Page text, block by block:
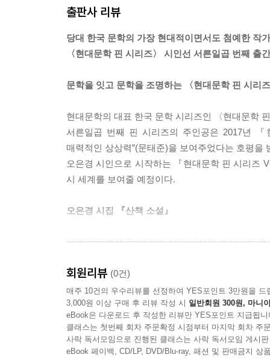
출판사 리뷰
당대 한국 문학의 가장 현대적이면서도 첨예한 작
〈현대문학 핀 시리즈〉 시인선 서른일곱 번째 출
문학을 잇고 문학을 조명하는 〈현대문학 핀 시리
현대문학의 대표 한국 문학 시리즈인 〈현대문학
서른일곱 번째 핀 시리즈의 주인공은 2017년
매력적인 상상력”(문태준)을 보여주었다는 호평을
오은경 시인으로 시작하는 『현대문학 핀 시리즈
시 세계를 보여줄 예정이다.
오은경 시집 『산책 소설』
서른일곱 번째 핀 시리즈 시집 『산책 소설』은
이번 시집은 지극히 현실적이고 친밀한 일상
드러내면서, 그 안에 존재하는 관계의 불투명함,
그간 일상의 세밀한 순간들을 보이는 대로 있는
구성하는 모든 요소들이 관계를 갖고 어그러지
경험하고, 감지하며, 생각한 바를 담담하고 차분
관계성을 효과적으로 그려낸다. 또한 “사실의 연
회원리뷰 (0건)
매주 10건의 우수리뷰를 선정하여 YES포인트 3만원을 드
3,000원 이상 구매 후 리뷰 작성 시 일반회원 300원, 마니
eBook은 다운로드 후 작성한 리뷰만 YES포인트 지급됩니
클래스는 첫번째 회차 주문확정 시점부터 마지막 회차 주
사락 독서모임으로 진행된 클래스는 사락 독서모임 게시
eBook 페이백, CD/LP, DVD/Blu-ray, 패션 및 판매금지 상